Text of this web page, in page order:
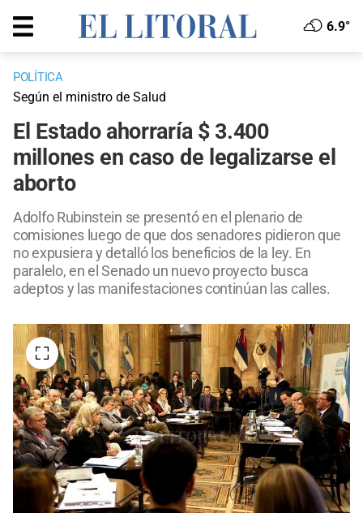
6.9°
POLÍTICA
Según el ministro de Salud
El Estado ahorraría $ 3.400
millones en caso de legalizarse el
aborto
Adolfo Rubinstein se presentó en el plenario de
comisiones luego de que dos senadores pidieron que
no expusiera y detalló los beneficios de la ley. En
paralelo, en el Senado un nuevo proyecto busca
adeptos y las manifestaciones continúan las calles.